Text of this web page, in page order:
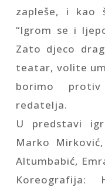
zapleše, i kao
“Igrom se i
Zato djeco
teatar, volite
borimo protiv
redatelja.
U predstavi
Marko
Altumbabić,
Koreografija: